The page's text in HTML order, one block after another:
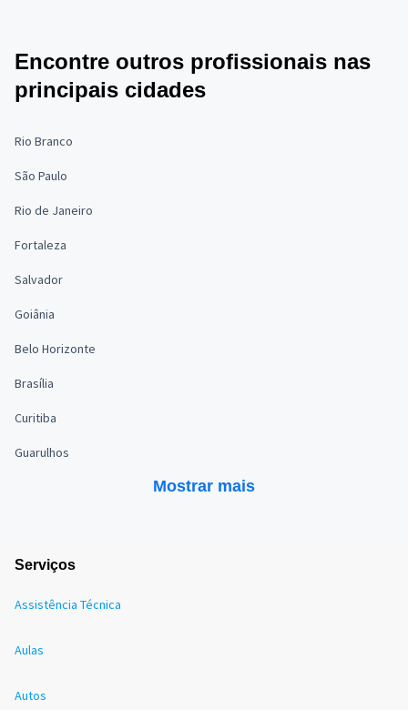
Encontre outros profissionais nas
principais cidades
Rio Branco
São Paulo
Rio de Janeiro
Fortaleza
Salvador
Goiânia
Belo Horizonte
Brasília
Curitiba
Guarulhos
Mostrar mais
Serviços
Assistência Técnica
Aulas
Autos